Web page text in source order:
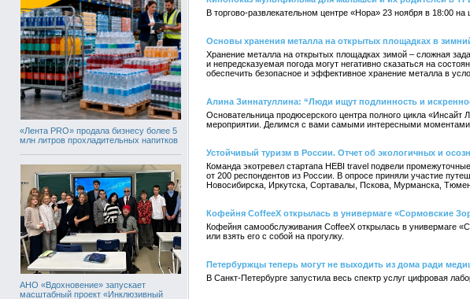
«Лента PRO» продала бизнесу более 5
млн литров прохладительных напитков
АНО «Вдохновение» запускает
масштабный проект «Инклюзивный
В торгово-развлекательном центре «Нора» 23 ноября в 18:00
Основы хранения металла на открытых площадках в
Хранение металла на открытых площадках зимой – сложная
и непредсказуемая погода могут негативно сказаться на
обеспечить безопасное и эффективное хранение металла в
Алина Зиннатуллина: “Люди ищут подлинность и
Основательница продюсерского центра полного цикла
мероприятии. Делимся с вами самыми интересными моментами.
Устойчивый туризм в России. Отчет об экологичных и
Команда экотревел стартапа HEBI travel подвели
от 200 респондентов из России. В опросе приняли участие
Новосибирска, Иркутска, Сортавалы, Пскова, Мурманска,
Кофейня CoffeeX открылась в универмаге «Сормовские
Кофейня самообслуживания CoffeeX открылась в универмаге
или взять его с собой на прогулку.
Петербуржцы теперь могут не выходить из дома ради
В Санкт-Петербурге запустила весь спектр услуг цифровая